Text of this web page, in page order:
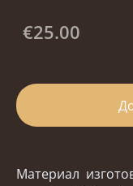
€25.00
Материал